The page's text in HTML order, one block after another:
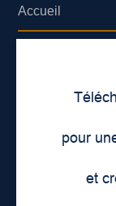
pour
et
Accueil
Déontologie et